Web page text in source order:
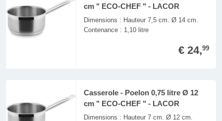
cm " ECO-CHEF " - LACOR
Dimensions : Hauteur 7,5 cm. Ø 14 cm.
Contenance : 1,10 litre
€ 24,99
Casserole - Poelon 0,75 litre Ø 12
cm " ECO-CHEF " - LACOR
Dimensions : Hauteur 7 cm. Ø 12 cm.